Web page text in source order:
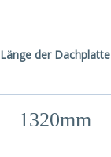
Länge der Dachplatte
1320mm